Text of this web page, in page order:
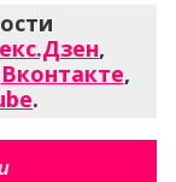
,
Вконтакте,
.